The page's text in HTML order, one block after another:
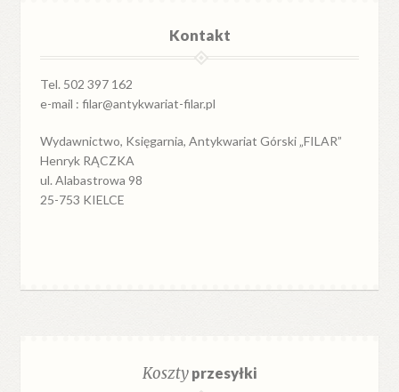
Kontakt
Tel. 502 397 162
e-mail : filar@antykwariat-filar.pl
Wydawnictwo, Księgarnia, Antykwariat Górski „FILAR”
Henryk RĄCZKA
ul. Alabastrowa 98
25-753 KIELCE
Kosztyprzesyłki